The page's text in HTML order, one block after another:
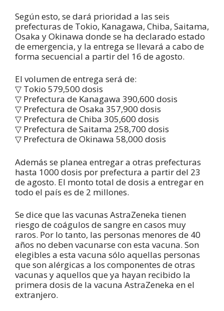
Según esto, se dará prioridad a las seis
prefecturas de Tokio, Kanagawa, Chiba, Saitama,
Osaka y Okinawa donde se ha declarado estado
de emergencia, y la entrega se llevará a cabo de
forma secuencial a partir del 16 de agosto.
El volumen de entrega será de:
▽ Tokio 579,500 dosis
▽ Prefectura de Kanagawa 390,600 dosis
▽ Prefectura de Osaka 357,900 dosis
▽ Prefectura de Chiba 305,600 dosis
▽ Prefectura de Saitama 258,700 dosis
▽ Prefectura de Okinawa 58,000 dosis
Además se planea entregar a otras prefecturas
hasta 1000 dosis por prefectura a partir del 23
de agosto. El monto total de dosis a entregar en
todo el país es de 2 millones.
Se dice que las vacunas AstraZeneka tienen
riesgo de coágulos de sangre en casos muy
raros. Por lo tanto, las personas menores de 40
años no deben vacunarse con esta vacuna. Son
elegibles a esta vacuna sólo aquellas personas
que son alérgicas a los componentes de otras
vacunas y aquellos que ya hayan recibido la
primera dosis de la vacuna AstraZeneka en el
extranjero.